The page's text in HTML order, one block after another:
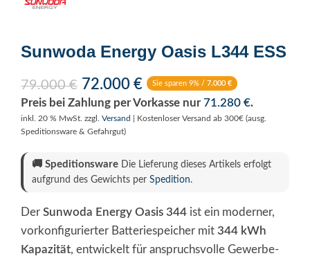
Sunwoda Energy Oasis L344 ESS
79.000€ 72.000 € Sie sparen 9% / 7.000 €
Preis bei Zahlung per Vorkasse nur71.280 €.
inkl. 20 % MwSt. zzgl. Versand
| Kostenloser Versand ab 300€ (ausg.
Speditionsware & Gefahrgut)
🚚 Speditionsware Die Lieferung dieses Artikels erfolgt
aufgrund des Gewichts per Spedition.
Der Sunwoda Energy Oasis 344 ist ein moderner,
vorkonfigurierter Batteriespeicher mit 344 kWh
Kapazität, entwickelt für anspruchsvolle Gewerbe-